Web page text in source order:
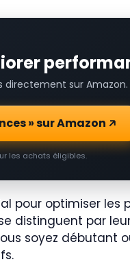
directement sur Amazon.
» sur Amazon
les achats éligibles.
pour optimiser les
distinguent par
soyez débutant